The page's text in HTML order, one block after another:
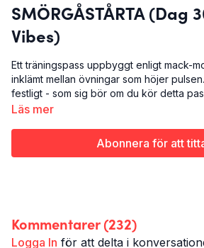
SMÖRGÅSTÅRTA (Dag
Vibes)
Ett träningspass uppbyggt enligt mack-
inklämt mellan övningar som höjer
festligt - som sig bör om du kör detta
Days of Vibes. Känn på den fina känslan
Det här är Smörgåstårta:
Läs mer
Abonnera för att
Kommentarer (232)
Logga In för att delta i